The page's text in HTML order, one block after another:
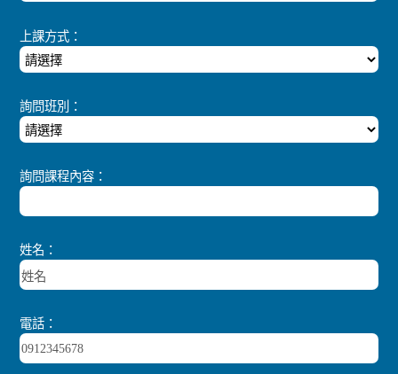
上課方式：
詢問班別：
詢問課程內容：
姓名：
電話：